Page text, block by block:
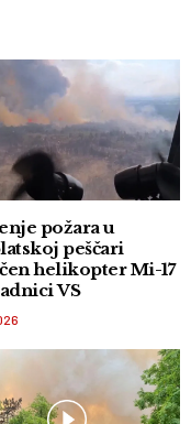
požara u
peščari
helikopter Mi-17
VS